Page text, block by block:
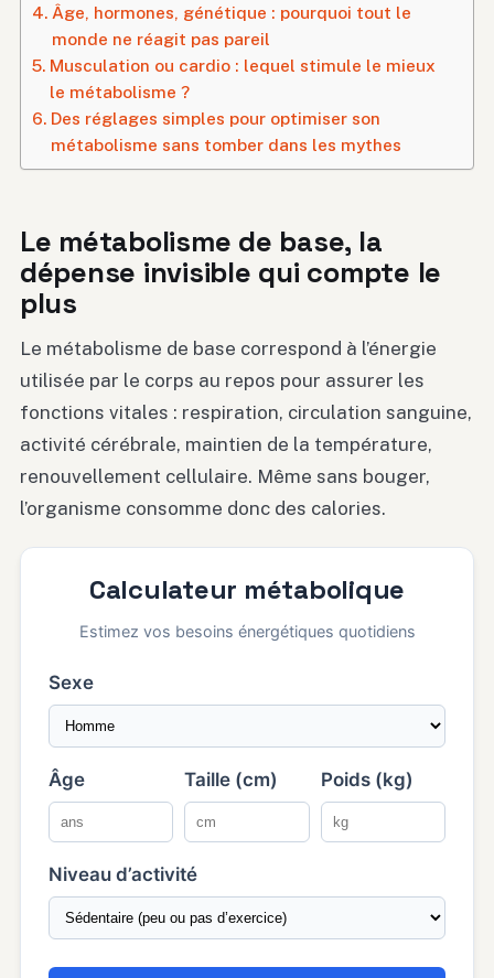
Âge, hormones, génétique : pourquoi tout le
monde ne réagit pas pareil
Musculation ou cardio : lequel stimule le mieux
le métabolisme ?
Des réglages simples pour optimiser son
métabolisme sans tomber dans les mythes
Le métabolisme de base, la
dépense invisible qui compte le
plus
Le métabolisme de base correspond à l’énergie
utilisée par le corps au repos pour assurer les
fonctions vitales : respiration, circulation sanguine,
activité cérébrale, maintien de la température,
renouvellement cellulaire. Même sans bouger,
l’organisme consomme donc des calories.
Calculateur métabolique
Estimez vos besoins énergétiques quotidiens
Sexe
Âge Taille (cm) Poids (kg)
Niveau d’activité